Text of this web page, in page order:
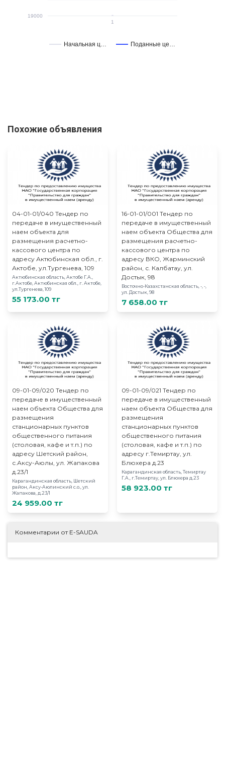
Начальная ц… Поданные це…
1
19000
Похожие объявления
04-01-01/040 Тендер по
передаче в имущественный
наем объекта для
размещения расчетно-
кассового центра по
адресу Актюбинская обл., г.
Актобе, ул.Тургенева, 109
Актюбинская область, Актобе Г.А.,
г.Актобе, Актюбинская обл., г. Актобе,
ул.Тургенева, 109
55 173.00 тг
16-01-01/001 Тендер по
передаче в имущественный
наем объекта Общества для
размещения расчетно-
кассового центра по
адресу ВКО, Жарминский
район, с. Калбатау, ул.
Достык, 98
Восточно-Казахстанская область, -, -,
ул. Достык, 98
7 658.00 тг
09-01-09/020 Тендер по
передаче в имущественный
наем объекта Общества для
размещения
станционарных пунктов
общественного питания
(столовая, кафе и т.п.) по
адресу Шетский район,
с.Аксу-Аюлы, ул. Жапакова
д.23/1
Карагандинская область, Шетский
район, Аксу-Аюлинский с.о., ул.
Жапакова, д.23/1
24 959.00 тг
09-01-09/021 Тендер по
передаче в имущественный
наем объекта Общества для
размещения
станционарных пунктов
общественного питания
(столовая, кафе и т.п.) по
адресу г.Темиртау, ул.
Блюхера д.23
Карагандинская область, Темиртау
Г.А., г.Темиртау, ул. Блюхера д.23
58 923.00 тг
Комментарии от E-SAUDA